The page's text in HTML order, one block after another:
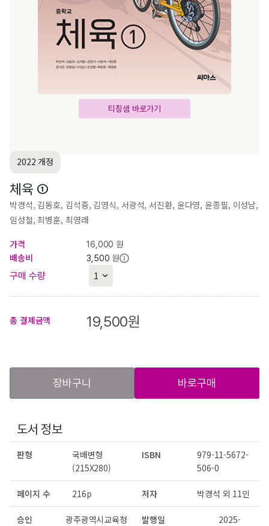
티칭샘 바로가기
2022 개정
체육 ①
박경석, 김동호, 김석중, 김영식, 서광석, 서진환, 윤다영, 윤종필, 이성남,
임성철, 최병훈, 최영래
가격
16,000 원
배송비
3,500 원
구매 수량
총 결제금액 19,500원
장바구니 바로구매
도서 정보
판형
국배변형
(215X280)
ISBN
979-11-5672-
506-0
페이지 수 216p 저자 박경석 외 11인
승인 광주광역시교육청 발행일
2025-